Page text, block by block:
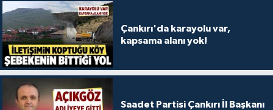
Çankırı'da karayolu var,
kapsama alanı yok!
Saadet Partisi Çankırı İl Başkanı